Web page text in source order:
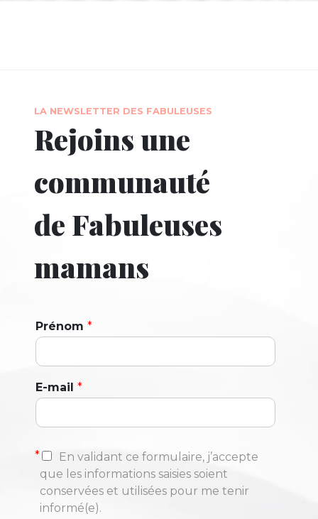
LA NEWSLETTER DES FABULEUSES
Rejoins une
communauté
de Fabuleuses
mamans
Prénom *
E-mail *
*
En validant ce formulaire, j’accepte
que les informations saisies soient
conservées et utilisées pour me tenir
informé(e).